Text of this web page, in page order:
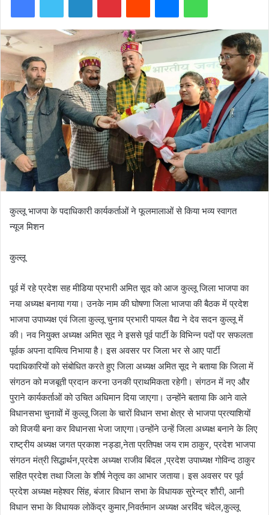
कुल्लू भाजपा के पदाधिकारी कार्यकर्ताओं ने फूलमालाओं से किया भव्य स्वागत
न्यूज मिशन
कुल्लू
पूर्व में रहे प्रदेश सह मीडिया प्रभारी अमित सूद को आज कुल्लू जिला भाजपा का
नया अध्यक्ष बनाया गया। उनके नाम की घोषणा जिला भाजपा की बैठक में प्रदेश
भाजपा उपाध्यक्ष एवं जिला कुल्लू चुनाव प्रभारी पायल वैद्य ने देव सदन कुल्लू में
की। नव नियुक्त अध्यक्ष अमित सूद ने इससे पूर्व पार्टी के विभिन्न पदों पर सफलता
पूर्वक अपना दायित्व निभाया है। इस अवसर पर जिला भर से आए पार्टी
पदाधिकारियों को संबोधित करते हुए जिला अध्यक्ष अमित सूद ने बताया कि जिला में
संगठन को मजबूती प्रदान करना उनकी प्राथमिकता रहेगी। संगठन में नए और
पुराने कार्यकर्ताओं को उचित अधिमान दिया जाएगा। उन्होंने बताया कि आने वाले
विधानसभा चुनावों में कुल्लू जिला के चारों विधान सभा क्षेत्र से भाजपा प्रत्याशियों
को विजयी बना कर विधानसा भेजा जाएगा।उन्होंने उन्हें जिला अध्यक्ष बनाने के लिए
राष्ट्रीय अध्यक्ष जगत प्रकाश नड्डा,नेता प्रतिपक्ष जय राम ठाकुर, प्रदेश भाजपा
संगठन मंत्री सिद्धार्थन,प्रदेश अध्यक्ष राजीव बिंदल ,प्रदेश उपाध्यक्ष गोविन्द ठाकुर
सहित प्रदेश तथा जिला के शीर्ष नेतृत्व का आभार जताया। इस अवसर पर पूर्व
प्रदेश अध्यक्ष महेश्वर सिंह, बंजार विधान सभा के विधायक सुरेन्द्र शौरी, आनी
विधान सभा के विधायक लोकेंद्र कुमार,निवर्तमान अध्यक्ष अरविंद चंदेल,कुल्लू